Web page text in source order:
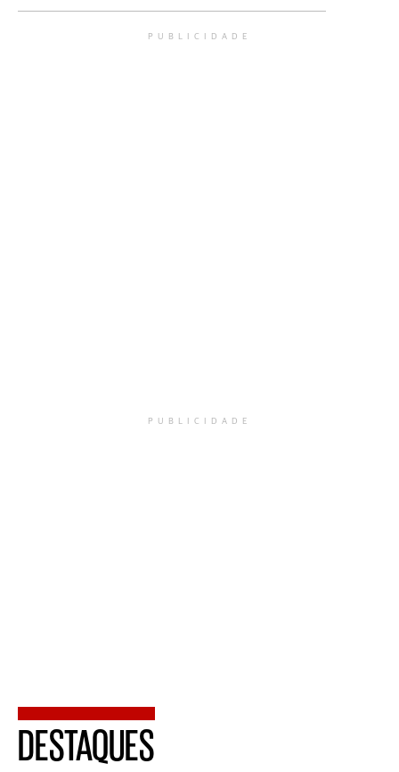
PUBLICIDADE
PUBLICIDADE
DESTAQUES